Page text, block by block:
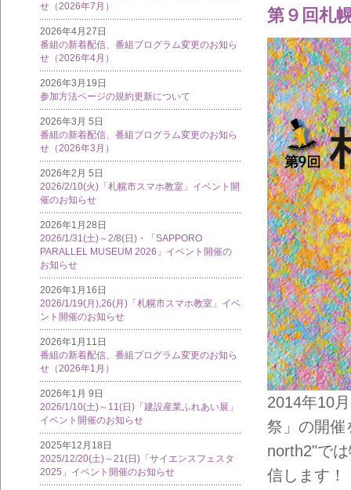
せ（2026年7月）
2026年4月27日
番組の新着配信、番組プログラム変更のお知ら
せ（2026年4月）
2026年3月19日
参加方法ページの規約更新について
2026年3月 5日
番組の新着配信、番組プログラム変更のお知ら
せ（2026年3月）
2026年2月 5日
2026/2/10(火)「札幌市スマホ教室」イベント開
催のお知らせ
2026年1月28日
2026/1/31(土)～2/8(日)・「SAPPORO
PARALLEL MUSEUM 2026」イベント開催の
お知らせ
2026年1月16日
2026/1/19(月),26(月)「札幌市スマホ教室」イベ
ント開催のお知らせ
2026年1月11日
番組の新着配信、番組プログラム変更のお知ら
せ（2026年1月）
2026年1月 9日
2026/1/10(土)～11(日)「建設産業ふれあい展」
イベント開催のお知らせ
2025年12月18日
2025/12/20(土)～21(日)「サイエンスフェスタ
2025」イベント開催のお知らせ
第９回札
2014年10
祭」の開催
north2"で
信します！